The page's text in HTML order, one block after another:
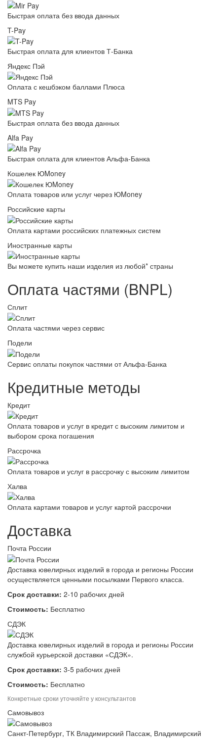
Быстрая оплата без ввода данных
T-Pay
Быстрая оплата для клиентов Т-Банка
Яндекс Пэй
Оплата с кешбэком баллами Плюса
MTS Pay
Быстрая оплата без ввода данных
Alfa Pay
Быстрая оплата для клиентов Альфа-Банка
Кошелек ЮMoney
Оплата товаров или услуг через ЮMoney
Российские карты
Оплата картами российских платежных систем
Иностранные карты
Вы можете купить наши изделия из любой* страны
Оплата частями (BNPL)
Сплит
Оплата частями через сервис
Подели
Сервис оплаты покупок частями от Альфа-Банка
Кредитные методы
Кредит
Оплата товаров и услуг в кредит с высоким лимитом и
выбором срока погашения
Рассрочка
Оплата товаров и услуг в рассрочку с высоким лимитом
Халва
Оплата картами товаров и услуг картой рассрочки
Доставка
Почта России
Доставка ювелирных изделий в города и регионы России
осуществляется ценными посылками Первого класса.
Срок доставки: 2-10 рабочих дней
Стоимость: Бесплатно
СДЭК
Доставка ювелирных изделий в города и регионы России
службой курьерской доставки «СДЭК».
Срок доставки: 3-5 рабочих дней
Стоимость: Бесплатно
Конкретные сроки уточняйте у консультантов
Самовывоз
Санкт-Петербург, ТК Владимирский Пассаж, Владимирский